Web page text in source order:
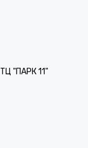
"ПАРК 11"